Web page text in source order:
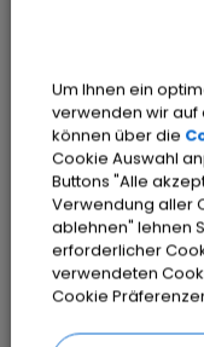
Sachgebiete
Gewerbeamt
Um Ihnen ein
verwenden wir auf
können über die
Cookie Auswahl
Buttons "Alle
Verwendung aller
ablehnen" lehnen
erforderlicher
verwendeten
Cookie